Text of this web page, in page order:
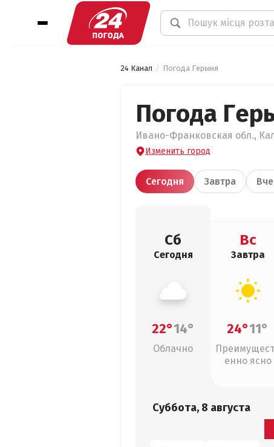
24 Канал Погода Герыня
Погода
Ивано-Франковская обл.,
Изменить город
Сегодня Завтра
Сб
Сегодня
22°14°
Облачно
Вс
Завтра
24°11°
енно ясно
Суббота, 8 августа